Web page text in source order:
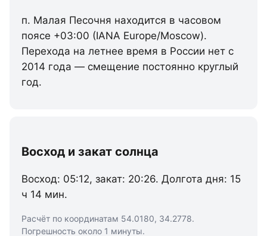
п. Малая Песочня находится в часовом
поясе +03:00 (IANA Europe/Moscow).
Перехода на летнее время в России нет с
2014 года — смещение постоянно круглый
год.
Восход и закат солнца
Восход: 05:12, закат: 20:26. Долгота дня: 15
ч 14 мин.
Расчёт по координатам 54.0180, 34.2778.
Погрешность около 1 минуты.